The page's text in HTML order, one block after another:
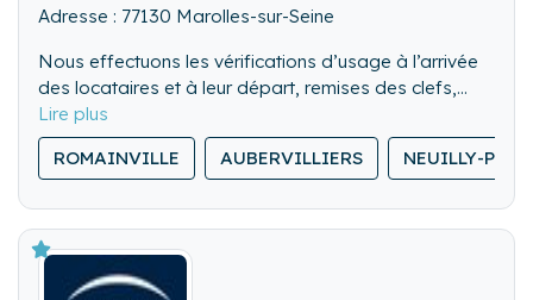
Adresse : 77130 Marolles-sur-Seine
Nous effectuons les vérifications d’usage à l’arrivée
des locataires et à leur départ, remises des clefs,
visite des lieux. Nous pouvons également gérer les
locations de dernière minute.
Nous nettoyons de fond en comble l’ensemble du
logement.
Nous lavons, repassons et rangeons le linge de
maison.
ROMAINVILLE AUBERVILLIERS NEUILLY-